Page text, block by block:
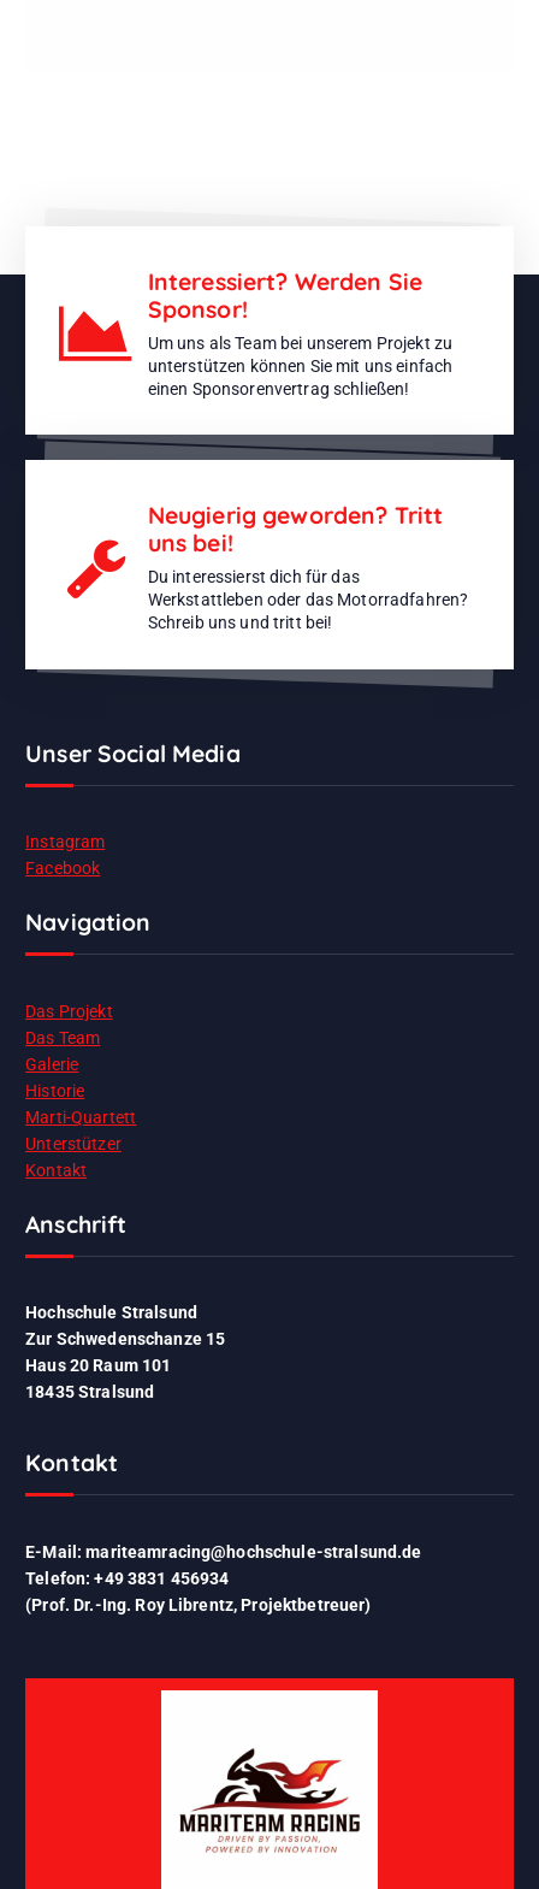
Interessiert? Werden Sie
Sponsor!
Um uns als Team bei unserem Projekt zu
unterstützen können Sie mit uns einfach
einen Sponsorenvertrag schließen!
Neugierig geworden? Tritt
uns bei!
Du interessierst dich für das
Werkstattleben oder das Motorradfahren?
Schreib uns und tritt bei!
Unser Social Media
Instagram
Facebook
Navigation
Das Projekt
Das Team
Galerie
Historie
Marti-Quartett
Unterstützer
Kontakt
Anschrift
Hochschule Stralsund
Zur Schwedenschanze 15
Haus 20 Raum 101
18435 Stralsund
Kontakt
E-Mail: mariteamracing@hochschule-stralsund.de
Telefon: +49 3831 456934
(Prof. Dr.-Ing. Roy Librentz, Projektbetreuer)